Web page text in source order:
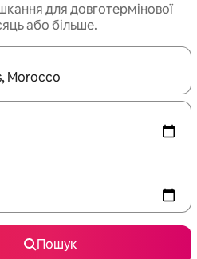
для довготермінової
або більше.
пошуку, використовуйте для
Пошук